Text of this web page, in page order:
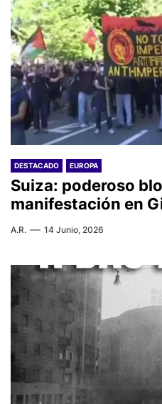
DESTACADO EUROPA
Suiza: poderoso
manifestación en
A.R. 14 Junio, 2026